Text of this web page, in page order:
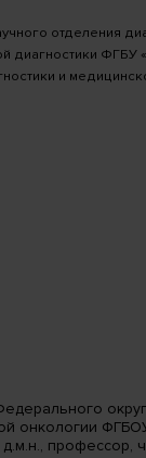
отделения
диагностики
и
онкологии
профессор,